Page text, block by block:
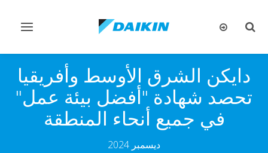
تبديل
تبديل
دايكن الشرق الأوسط وأفريقيا
تحصد شهادة "أفضل بيئة عمل"
في جميع أنحاء المنطقة
ديسمبر 2024